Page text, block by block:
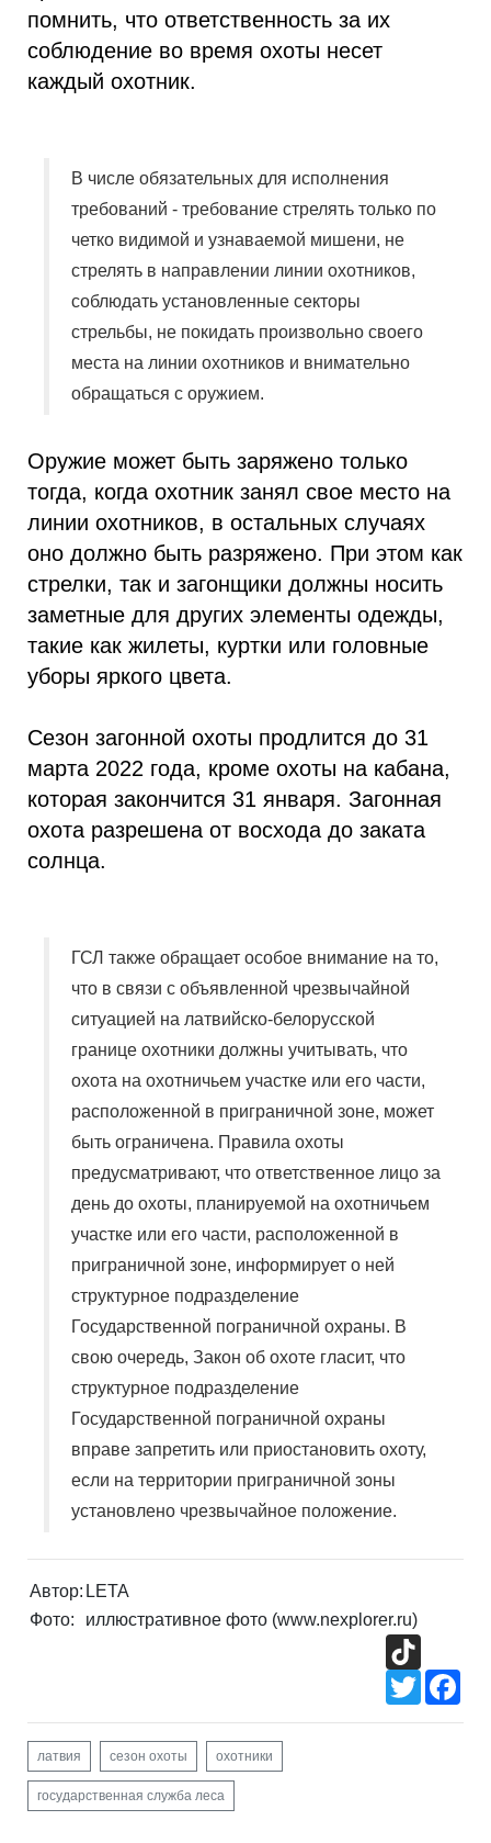
помнить, что ответственность за их
соблюдение во время охоты несет
каждый охотник.
В числе обязательных для исполнения
требований - требование стрелять только по
четко видимой и узнаваемой мишени, не
стрелять в направлении линии охотников,
соблюдать установленные секторы
стрельбы, не покидать произвольно своего
места на линии охотников и внимательно
обращаться с оружием.
Оружие может быть заряжено только
тогда, когда охотник занял свое место на
линии охотников, в остальных случаях
оно должно быть разряжено. При этом как
стрелки, так и загонщики должны носить
заметные для других элементы одежды,
такие как жилеты, куртки или головные
уборы яркого цвета.
Сезон загонной охоты продлится до 31
марта 2022 года, кроме охоты на кабана,
которая закончится 31 января. Загонная
охота разрешена от восхода до заката
солнца.
ГСЛ также обращает особое внимание на то,
что в связи с объявленной чрезвычайной
ситуацией на латвийско-белорусской
границе охотники должны учитывать, что
охота на охотничьем участке или его части,
расположенной в приграничной зоне, может
быть ограничена. Правила охоты
предусматривают, что ответственное лицо за
день до охоты, планируемой на охотничьем
участке или его части, расположенной в
приграничной зоне, информирует о ней
структурное подразделение
Государственной пограничной охраны. В
свою очередь, Закон об охоте гласит, что
структурное подразделение
Государственной пограничной охраны
вправе запретить или приостановить охоту,
если на территории приграничной зоны
установлено чрезвычайное положение.
Автор: LETA
Фото:
иллюстративное фото (www.nexplorer.ru)
Twitter
латвия сезон охоты охотники
государственная служба леса